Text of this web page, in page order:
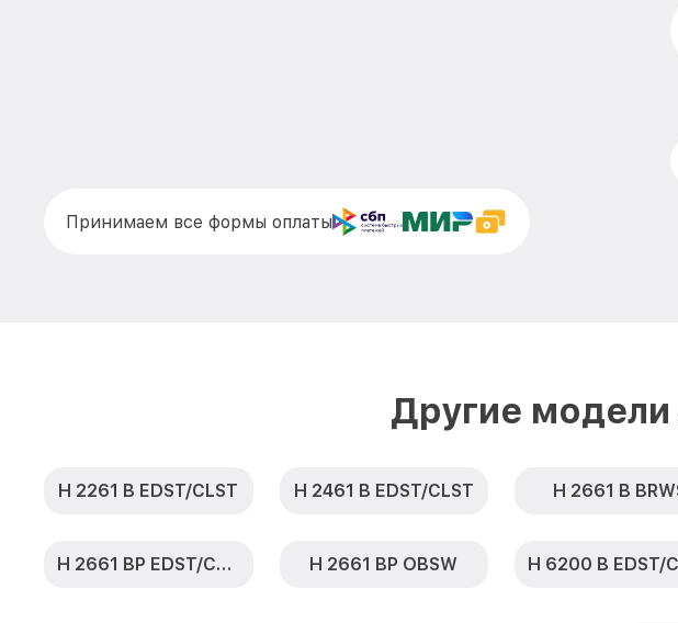
Принимаем все формы оплаты
Другие
H 2261 B EDST/CLST H 2461 B EDST/CLST H 2661 B
H 2661 BP EDST/CLST H 2661 BP OBSW